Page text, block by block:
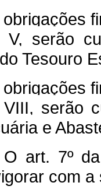
obrigações
serão
Tesouro
obrigações
serão
e
O art. 7º
com